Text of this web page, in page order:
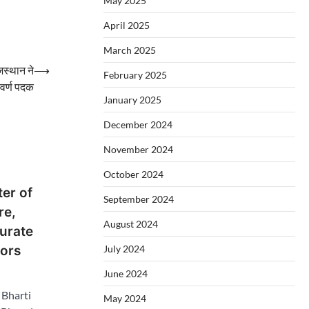
ने
पदक
⟶
of
April 2025
March 2025
February 2025
January 2025
December 2024
November 2024
October 2024
September 2024
August 2024
July 2024
June 2024
May 2024